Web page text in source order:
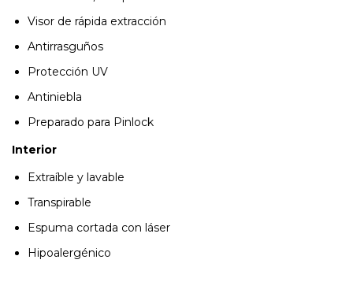
Visor de rápida extracción
Antirrasguños
Protección UV
Antiniebla
Preparado para Pinlock
Interior
Extraíble y lavable
Transpirable
Espuma cortada con láser
Hipoalergénico